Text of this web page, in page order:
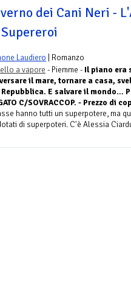
dei Cani Neri -
Laudiero | Romanzo
a vapore - Piemme - Il piano era
il mare, tornare a casa,
E salvare il mondo...
C/SOVRACCOP. - Prezzo di
hanno tutti un superpotere, ma
di superpoteri. C'è Alessia